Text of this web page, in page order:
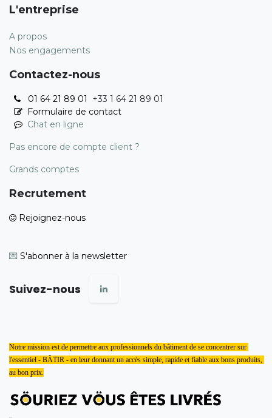
L'entreprise
A propos
Nos engagements
Contactez-nous
01 64 21 89 01 +33 1 64 21 89 01
Formulaire de contact
Chat en ligne
Pas encore de compte client ?
Grands comptes
Recrutement
Rejoignez-nous
💌 S'abonner à la newsletter
Suivez-nous
Notre mission est de permettre aux professionnels du bâtiment de se concentrer sur
l'essentiel - BÂTIR - en leur donnant un accès simple, rapide et fiable aux bons produits,
au bon prix.